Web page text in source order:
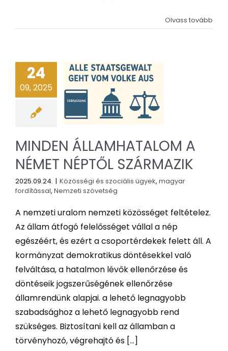
Olvass tovább
24
09, 2025
MINDEN ÁLLAMHATALOM A
NÉMET NÉPTŐL SZÁRMAZIK
2025.09.24. | Közösségi és szociális ügyek, magyar
fordítással, Nemzeti szövetség
A nemzeti uralom nemzeti közösséget feltételez.
Az állam átfogó felelősséget vállal a nép
egészéért, és ezért a csoportérdekek felett áll. A
kormányzat demokratikus döntésekkel való
felváltása, a hatalmon lévők ellenőrzése és
döntéseik jogszerűségének ellenőrzése
államrendünk alapjai. a lehető legnagyobb
szabadsághoz a lehető legnagyobb rend
szükséges. Biztosítani kell az államban a
törvényhozó, végrehajtó és [...]